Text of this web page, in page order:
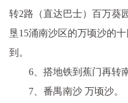
转2路（直达巴士）百万葵
垦15涌南沙区的万顷沙的
到。
6、搭地铁到蕉门再转
7、番禺南沙 万顷沙。